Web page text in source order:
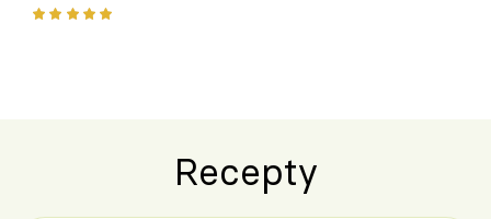
ovoce
Recepty